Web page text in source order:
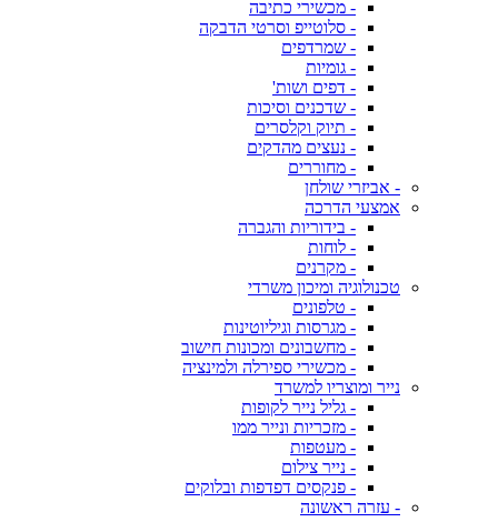
- מכשירי כתיבה
- סלוטייפ וסרטי הדבקה
- שמרדפים
- גומיות
- דפים ושות'
- שדכנים וסיכות
- תיוק וקלסרים
- נעצים מהדקים
- מחוררים
- אביזרי שולחן
אמצעי הדרכה
- בידוריות והגברה
- לוחות
- מקרנים
טכנולוגיה ומיכון משרדי
- טלפונים
- מגרסות וגיליוטינות
- מחשבונים ומכונות חישוב
- מכשירי ספירלה ולמינציה
נייר ומוצריו למשרד
- גליל נייר לקופות
- מזכריות ונייר ממו
- מעטפות
- נייר צילום
- פנקסים דפדפות ובלוקים
- עזרה ראשונה